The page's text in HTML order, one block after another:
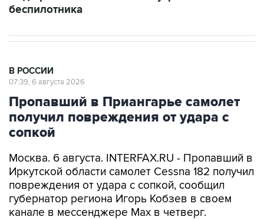
беспилотника
В РОССИИ
07:39, 6 августа 2026
Пропавший в Приангарье самолет
получил повреждения от удара с
сопкой
Москва. 6 августа. INTERFAX.RU - Пропавший в
Иркутской области самолет Cessna 182 получил
повреждения от удара с сопкой, сообщил
губернатор региона Игорь Кобзев в своем
канале в мессенджере Мах в четверг.